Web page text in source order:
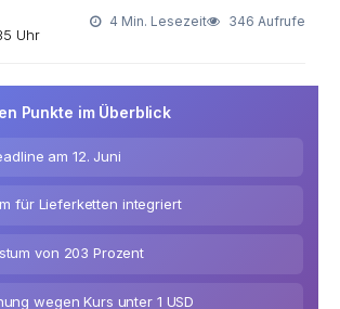
Uhr
4 Min. Lesezeit 346 Aufrufe
Punkte im Überblick
am 12. Juni
für Lieferketten integriert
von 203 Prozent
wegen Kurs unter 1 USD